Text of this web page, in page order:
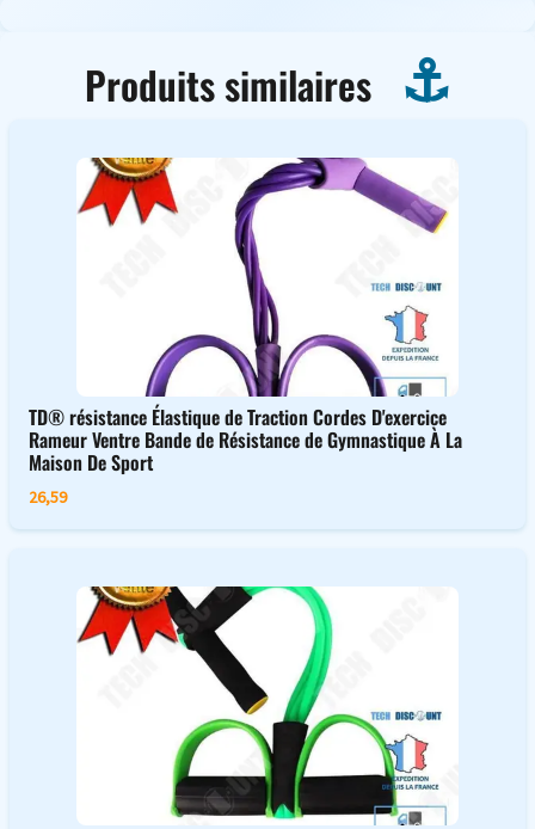
Produits similaires
TD® résistance Élastique de Traction Cordes D'exercice
Rameur Ventre Bande de Résistance de Gymnastique À La
Maison De Sport
26,59